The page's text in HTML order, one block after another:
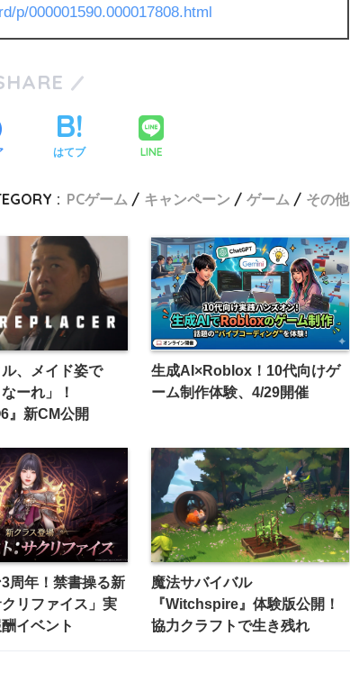
p/000001590.000017808.html
はてブ LINE
: PCゲーム キャンペーン ゲーム その他
、メイド姿で
ーれ」！
』新CM公開
生成AI×Roblox！10代向けゲ
ーム制作体験、4/29開催
周年！禁書操る新
リファイス」実
イベント
魔法サバイバル
『Witchspire』体験版公開！
協力クラフトで生き残れ